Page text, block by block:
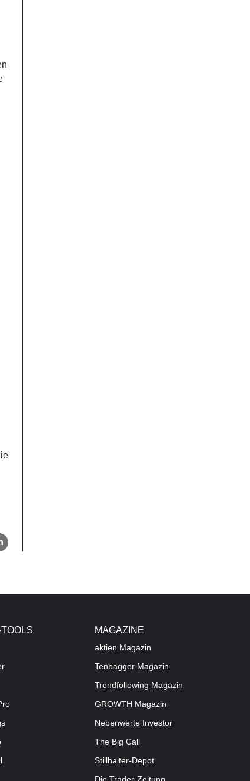
MAGAZINE
aktien Magazin
Tenbagger Magazin
Trendfollowing Magazin
GROWTH Magazin
Nebenwerte Investor
The Big Call
Stillhalter-Depot